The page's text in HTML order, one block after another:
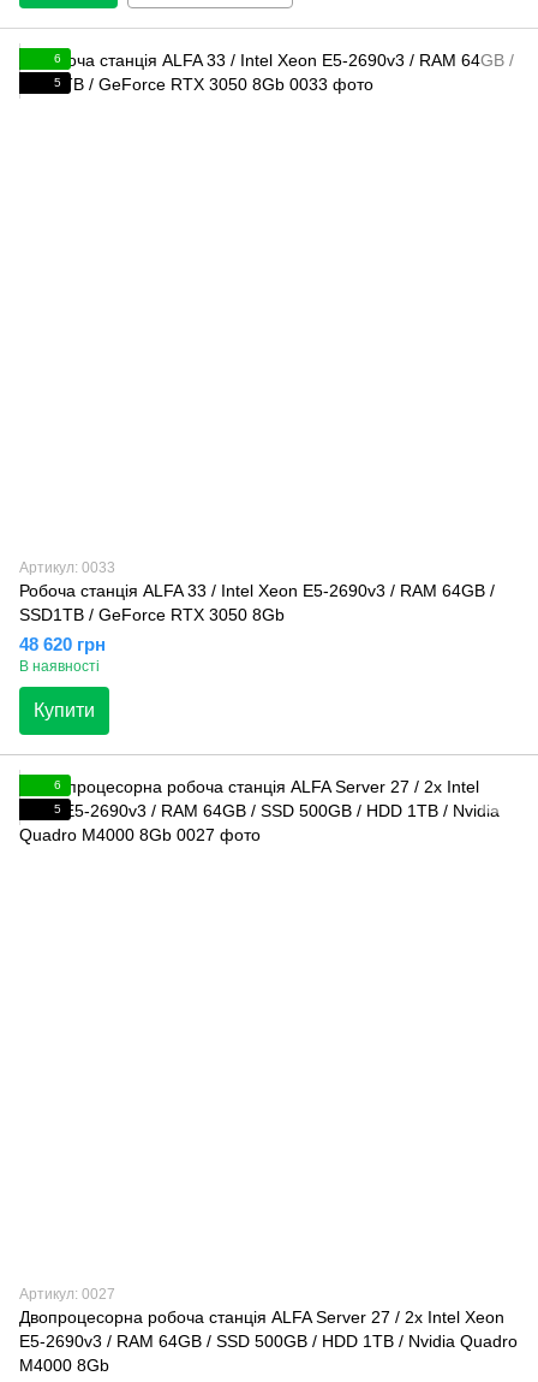
6
5
Артикул: 0033
Робоча станція ALFA 33 / Intel Xeon E5-2690v3 / RAM 64GB /
SSD1TB / GeForce RTX 3050 8Gb
48 620 грн
В наявності
Купити
6
5
Артикул: 0027
Двопроцесорна робоча станція ALFA Server 27 / 2x Intel Xeon
E5-2690v3 / RAM 64GB / SSD 500GB / HDD 1TB / Nvidia Quadro
M4000 8Gb